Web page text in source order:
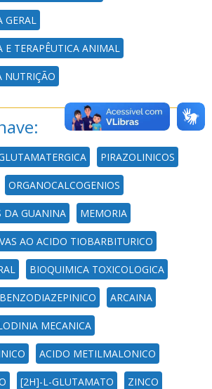
GERAL
E TERAPÊUTICA ANIMAL
NUTRIÇÃO
PIRAZOLINICOS
ORGANOCALCOGENIOS
DA GUANINA MEMORIA
AO ACIDO TIOBARBITURICO
BIOQUIMICA TOXICOLOGICA
BENZODIAZEPINICO ARCAINA
MECANICA
ACIDO METILMALONICO
[2H]-L-GLUTAMATO ZINCO